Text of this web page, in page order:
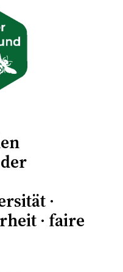
·
· faire